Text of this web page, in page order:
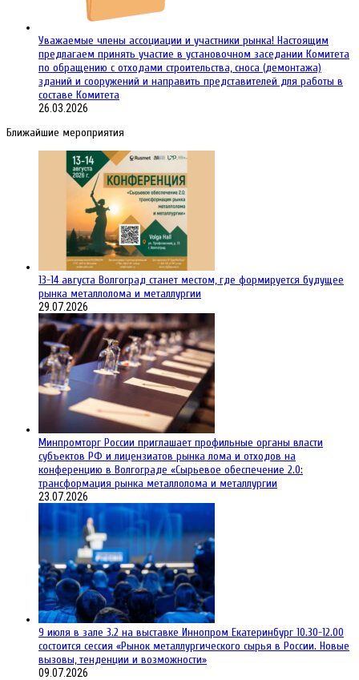
Уважаемые члены ассоциации и участники рынка! Настоящим
предлагаем принять участие в установочном заседании Комитета
по обращению с отходами строительства, сноса (демонтажа)
зданий и сооружений и направить представителей для работы в
составе Комитета
26.03.2026
Ближайшие мероприятия
13-14 августа Волгоград станет местом, где формируется будущее
рынка металлолома и металлургии
29.07.2026
Минпромторг России приглашает профильные органы власти
субъектов РФ и лицензиатов рынка лома и отходов на
конференцию в Волгограде «Сырьевое обеспечение 2.0:
трансформация рынка металлолома и металлургии
23.07.2026
9 июля в зале 3.2 на выставке Иннопром Екатеринбург 10.30-12.00
состоится сессия «Рынок металлургического сырья в России. Новые
вызовы, тенденции и возможности»
09.07.2026